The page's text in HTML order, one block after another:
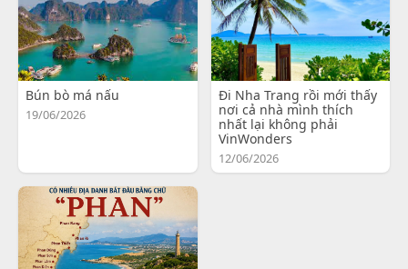
Bún bò má nấu
19/06/2026
Đi Nha Trang rồi mới thấy
nơi cả nhà mình thích
nhất lại không phải
VinWonders
12/06/2026